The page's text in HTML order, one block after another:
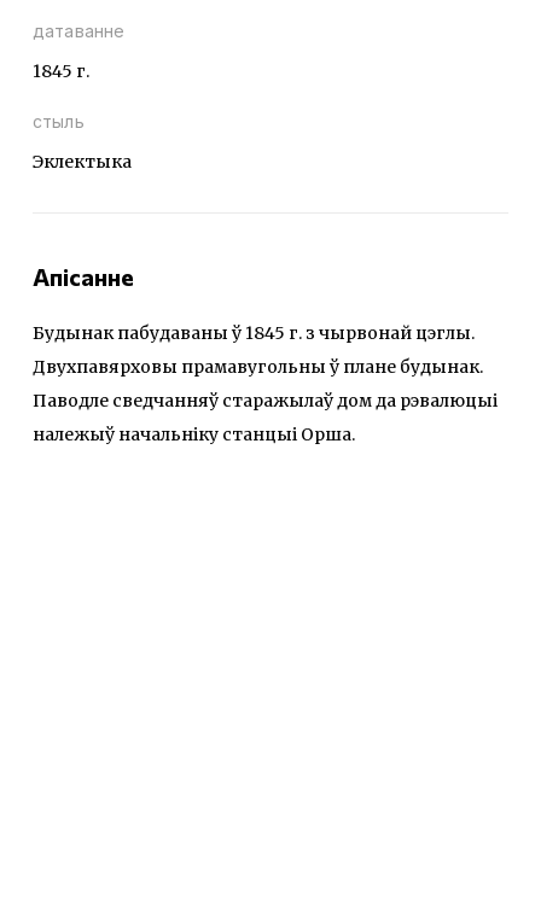
датаванне
1845 г.
стыль
Эклектыка
Апісанне
Будынак пабудаваны ў 1845 г. з чырвонай цэглы.
Двухпавярховы прамавугольны ў плане будынак.
Паводле сведчанняў старажылаў дом да рэвалюцыі
належыў начальніку станцыі Орша.